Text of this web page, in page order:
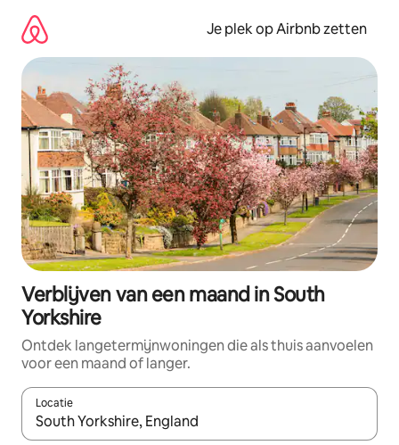
direct
naar
inhoud
Je plek op Airbnb zetten
Verblijven van een maand in South
Yorkshire
Ontdek langetermijnwoningen die als thuis aanvoelen
voor een maand of langer.
Locatie
Wanneer er resultaten beschikbaar zijn, maak je een keuze